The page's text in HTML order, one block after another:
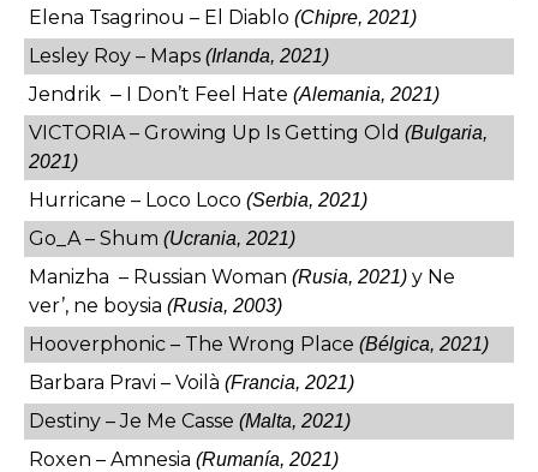
Elena Tsagrinou– El Diablo(Chipre, 2021)
Lesley Roy – Maps(Irlanda, 2021)
Jendrik – I Don’t Feel Hate(Alemania, 2021)
VICTORIA – Growing Up Is Getting Old(Bulgaria,
2021)
Hurricane – Loco Loco(Serbia, 2021)
Go_A – Shum(Ucrania, 2021)
Manizha – Russian Woman(Rusia, 2021)y Ne
ver’, ne boysia(Rusia, 2003)
Hooverphonic – The Wrong Place(Bélgica, 2021)
Barbara Pravi– Voilà(Francia, 2021)
Destiny – Je Me Casse (Malta, 2021)
Roxen– Amnesia(Rumanía, 2021)